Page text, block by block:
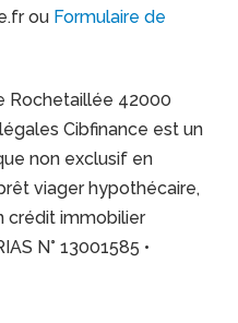
ou Formulaire de
Rochetaillée 42000
Cibfinance est un
non exclusif en
viager hypothécaire,
crédit immobilier
N° 13001585 •